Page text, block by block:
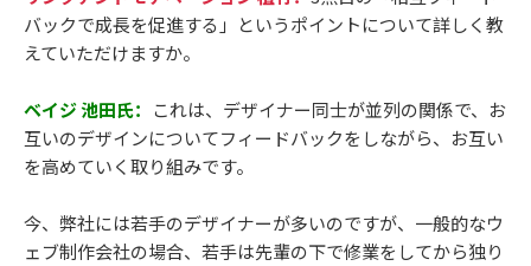
バックで成長を促進する」というポイントについて詳しく教
えていただけますか。
ベイジ 池田氏： これは、デザイナー同士が並列の関係で、お
互いのデザインについてフィードバックをしながら、お互い
を高めていく取り組みです。
今、弊社には若手のデザイナーが多いのですが、一般的なウ
ェブ制作会社の場合、若手は先輩の下で修業をしてから独り